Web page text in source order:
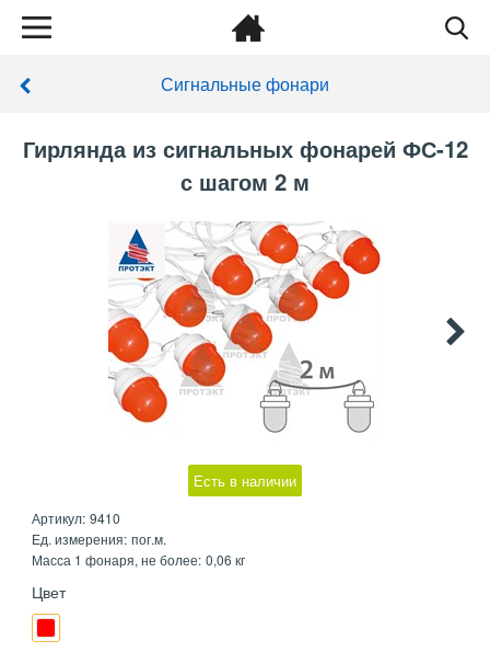
Сигнальные фонари
Гирлянда из сигнальных фонарей ФС-12
с шагом 2 м
Есть в наличии
Артикул: 9410
Ед. измерения: пог.м.
Масса 1 фонаря, не более: 0,06 кг
Цвет